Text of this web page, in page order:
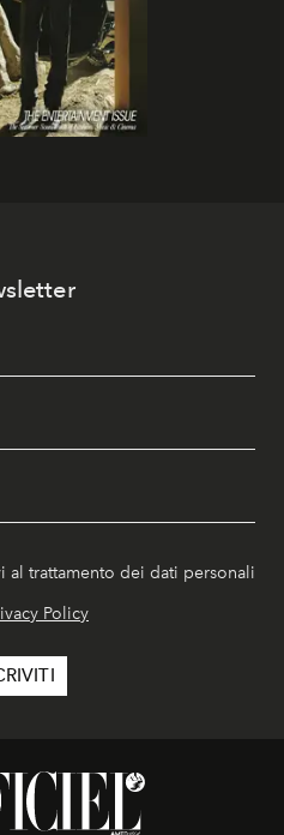
al trattamento dei dati personali
Policy